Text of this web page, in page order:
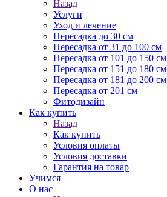
Назад
Услуги
Уход и лечение
Пересадка до 30 см
Пересадка от 31 до 100 см
Пересадка от 101 до 150 см
Пересадка от 151 до 180 см
Пересадка от 181 до 200 см
Пересадка от 201 см
Фитодизайн
Как купить
Назад
Как купить
Условия оплаты
Условия доставки
Гарантия на товар
Учимся
О нас